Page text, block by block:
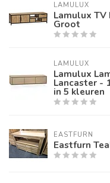
LAMULUX
Lamulux
Groot
LAMULUX
Lamulux
Lancaster -
in 5 kleuren
EASTFURN
Eastfurn